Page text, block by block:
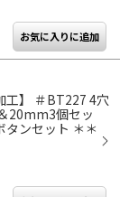
工】 ＃BT227 4穴
20mm3個セッ
ンセット ＊＊